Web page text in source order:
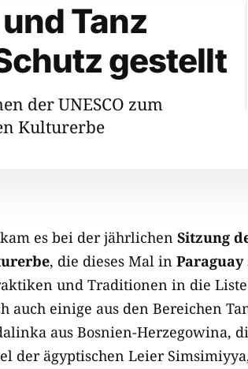
Tanz
gestellt
der UNESCO zum
Kulturerbe
kam es bei der jährlichen Sitzung
, die dieses Mal in Paraguay
und Traditionen in die
auch einige aus den Bereichen
aus Bosnien-Herzegowina,
der ägyptischen Leier